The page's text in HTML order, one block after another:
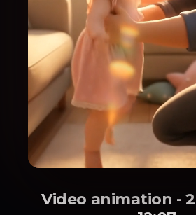
Video animation -